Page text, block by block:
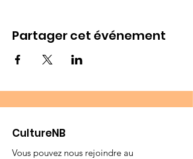
Partager cet événement
CultureNB
Vous pouvez nous rejoindre au